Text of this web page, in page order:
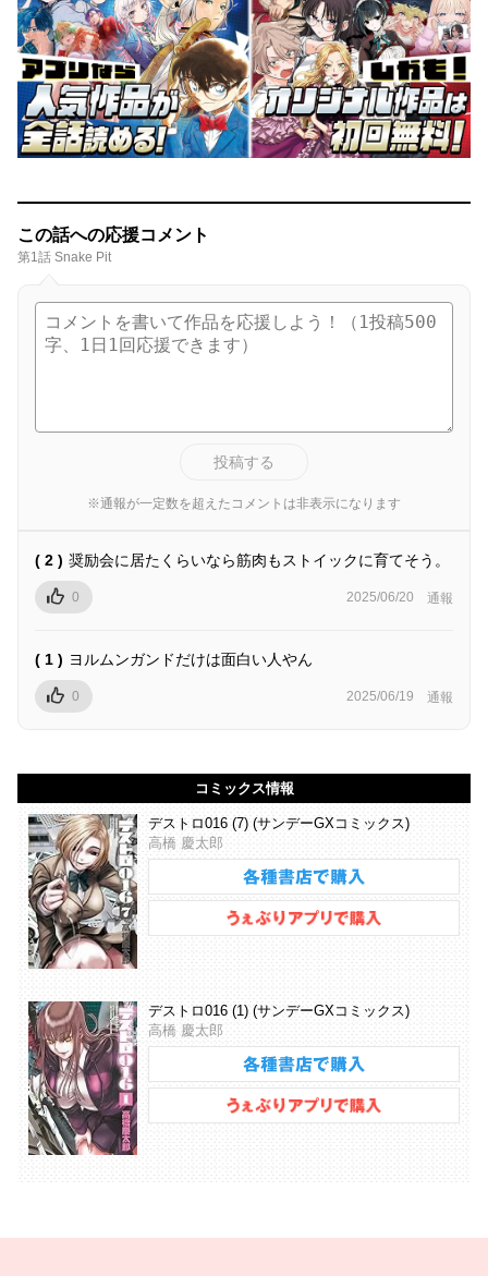
この話への応援コメント
第1話 Snake Pit
投稿する
※通報が一定数を超えたコメントは非表示になります
( 2 ) 奨励会に居たくらいなら筋肉もストイックに育てそう。
0 2025/06/20 通報
( 1 ) ヨルムンガンドだけは面白い人やん
0 2025/06/19 通報
コミックス情報
デストロ016 (7) (サンデーGXコミックス)
高橋 慶太郎
デストロ016 (1) (サンデーGXコミックス)
高橋 慶太郎